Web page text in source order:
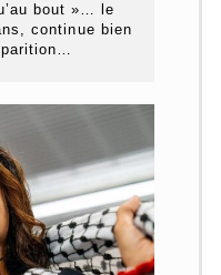
bout »… le
continue bien